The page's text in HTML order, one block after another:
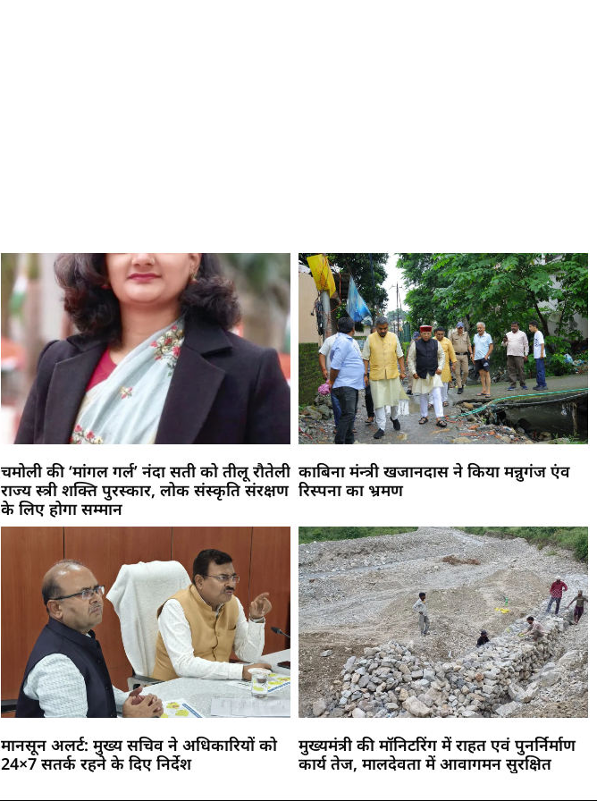
चमोली की ‘मांगल गर्ल’ नंदा सती को तीलू रौतेली
राज्य स्त्री शक्ति पुरस्कार, लोक संस्कृति संरक्षण
के लिए होगा सम्मान
काबिना मंन्त्री खजानदास ने किया मन्नुगंज एंव
रिस्पना का भ्रमण
मानसून अलर्ट: मुख्य सचिव ने अधिकारियों को
24×7 सतर्क रहने के दिए निर्देश
मुख्यमंत्री की मॉनिटरिंग में राहत एवं पुनर्निर्माण
कार्य तेज, मालदेवता में आवागमन सुरक्षित